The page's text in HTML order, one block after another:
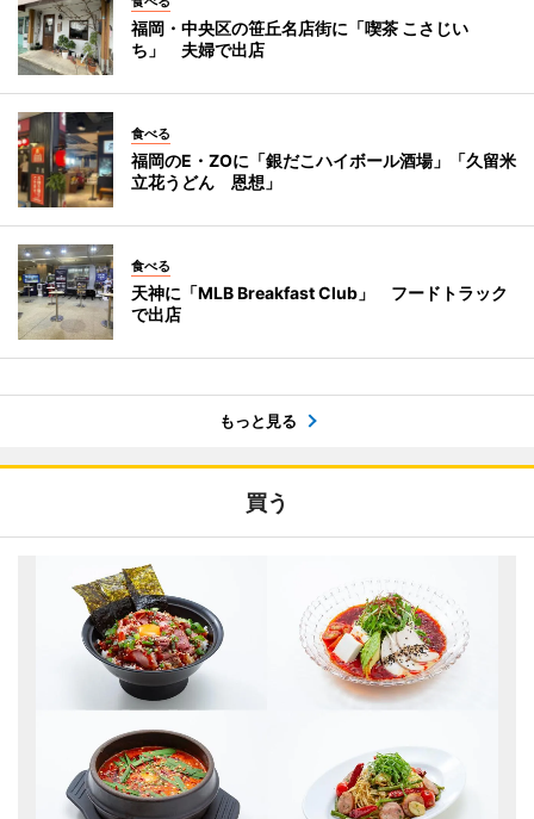
福岡・中央区の笹丘名店街に「喫茶 こさじい
ち」 夫婦で出店
食べる
福岡のE・ZOに「銀だこハイボール酒場」「久留米
立花うどん 恩想」
食べる
天神に「MLB Breakfast Club」 フードトラック
で出店
もっと見る
買う